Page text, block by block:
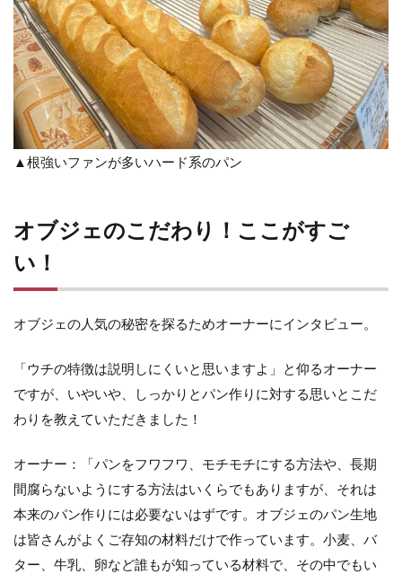
▲根強いファンが多いハード系のパン
オブジェのこだわり！ここがすご
い！
オブジェの人気の秘密を探るためオーナーにインタビュー。
「ウチの特徴は説明しにくいと思いますよ」と仰るオーナー
ですが、いやいや、しっかりとパン作りに対する思いとこだ
わりを教えていただきました！
オーナー：「パンをフワフワ、モチモチにする方法や、長期
間腐らないようにする方法はいくらでもありますが、それは
本来のパン作りには必要ないはずです。オブジェのパン生地
は皆さんがよくご存知の材料だけで作っています。小麦、バ
ター、牛乳、卵など誰もが知っている材料で、その中でもい